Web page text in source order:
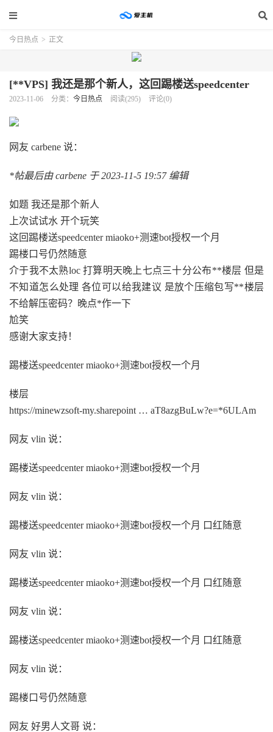
今日热点 > 正文
[**VPS] 我还是那个新人，这回踢楼送speedcenter
2023-11-06 分类： 今日热点 阅读(295) 评论(0)
网友 carbene 说：
*帖最后由 carbene 于 2023-11-5 19:57 编辑
如题 我还是那个新人
上次试试水 开个玩笑
这回踢楼送speedcenter miaoko+测速bot授权一个月
踢楼口号仍然随意
介于我不太熟loc 打算明天晚上七点三十分公布**楼层 但是
不知道怎么处理 各位可以给我建议 是放个压缩包写**楼层
不给解压密码？晚点*作一下
尬笑
感谢大家支持！
踢楼送speedcenter miaoko+测速bot授权一个月
楼层
https://minewzsoft-my.sharepoint … aT8azgBuLw?e=*6ULAm
网友 vlin 说：
踢楼送speedcenter miaoko+测速bot授权一个月
网友 vlin 说：
踢楼送speedcenter miaoko+测速bot授权一个月 口红随意
网友 vlin 说：
踢楼送speedcenter miaoko+测速bot授权一个月 口红随意
网友 vlin 说：
踢楼送speedcenter miaoko+测速bot授权一个月 口红随意
网友 vlin 说：
踢楼口号仍然随意
网友 好男人文哥 说：